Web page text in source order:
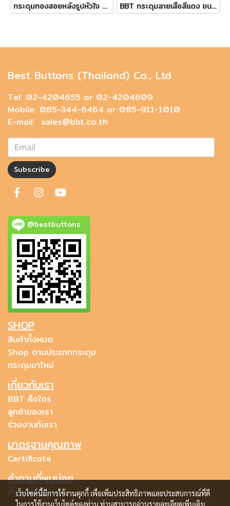
กระดุมทองสอยหลังรูปหัวใจ มี 2 ขนาด BBT กระดุมลายเสือสีแดง ขนาด 25 มิล
Best Buttons (Thailand) Co., Ltd
Tel: 02-4204655 or 02-4204609
Mobile: 085-344-6464 or 085-911-1010
E-mail: sales@bbt.co.th
Subscribe
@bestbuttons
SHOP
สินค้าทั้งหมด
Shop ตามประเภทกระดุม
กระดุมมาใหม่
เกี่ยวกับเรา
BBT คือใคร
ลูกค้าของเรา
ร่วมงานกับเรา
มาตรฐานคุณภาพ
Certificate
คำถามที่พบบ่อย
คำถามที่พบบ่อย
เว็บไซต์นี้มีการใช้งานคุกกี้ เพื่อเพิ่มประสิทธิภาพและประสบการณ์ที่ดี
ในการใช้งานเว็บไซต์ของท่าน ท่านสามารถอ่านรายละเอียดเพิ่มเติม